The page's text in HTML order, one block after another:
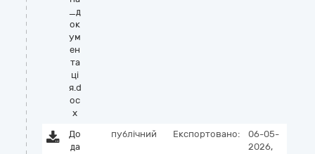
_д
ок
ум
ен
та
ці
я.d
oc
x
До
да
публічний Експортовано:
06-05-
2026,